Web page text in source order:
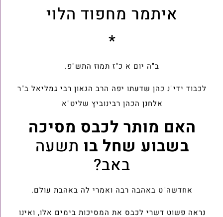
איתמר מחפוד הלוי
*
ב"ה יום א כ"ז תמוז התש"פ.
לכבוד ידי"נ כהן שדעתו יפה הרב הגאון רבי גמליאל ב"ר
אלחנן הכהן רבינוביץ שליט"א
האם מותר לכבס מסיכה
בשבוע שחל בו תשעה
באב?
אחדשה"ט באהבה רבה ואמרי לה באהבת עולם.
נראה פשוט דשרי לכבס את המסיכות בימים אלו, ואינו